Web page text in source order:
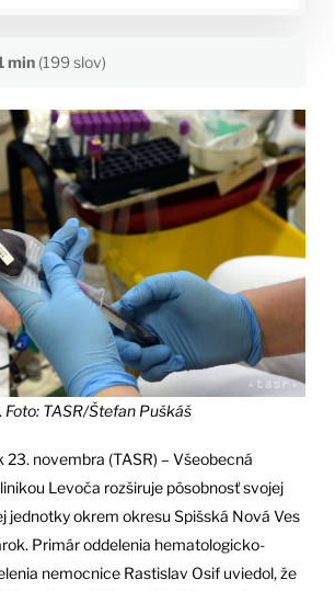
min(199 slov)
Foto: TASR/Štefan Puškáš
novembra (TASR) – Všeobecná
Levoča rozširuje pôsobnosť svojej
jednotky okrem okresu Spišská Nová Ves
Primár oddelenia hematologicko-
nemocnice Rastislav Osif uviedol, že